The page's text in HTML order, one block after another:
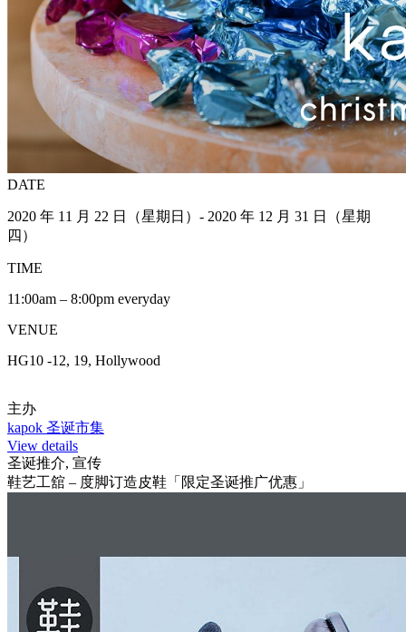
DATE
2020 年 11 月 22 日（星期日）- 2020 年 12 月 31 日（星期
四）
TIME
11:00am – 8:00pm everyday
VENUE
HG10 -12, 19, Hollywood
主办
kapok 圣诞市集
View details
圣诞推介, 宣传
鞋艺工舘 – 度脚订造皮鞋「限定圣诞推广优惠」